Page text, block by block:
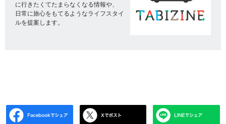
に行きたくてたまらなくなる情報や、
日常に旅心をもてるようなライフスタイ
ルを提案します。